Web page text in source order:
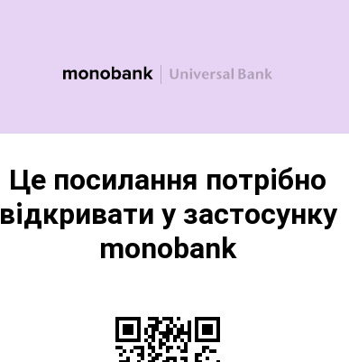
Це посилання потрібно
відкривати у застосунку
monobank